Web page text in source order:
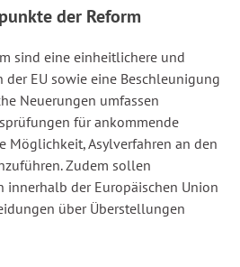
der Reform
sind eine einheitlichere und
der EU sowie eine Beschleunigung
Neuerungen umfassen
für ankommende
Möglichkeit, Asylverfahren an den
Zudem sollen
innerhalb der Europäischen Union
über Überstellungen